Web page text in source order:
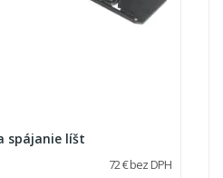
spájanie líšt
72 € bez DPH